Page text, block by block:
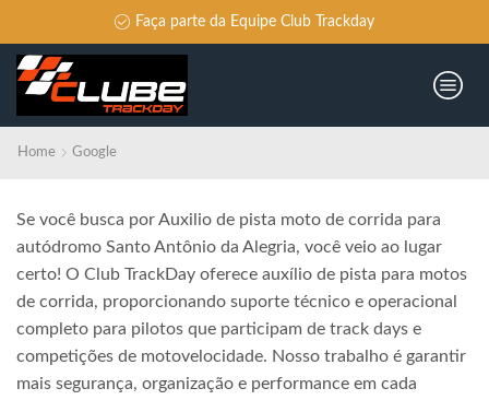
Faça parte da Equipe Club Trackday
Home Google
Se você busca por Auxilio de pista moto de corrida para
autódromo Santo Antônio da Alegria, você veio ao lugar
certo! O Club TrackDay oferece auxílio de pista para motos
de corrida, proporcionando suporte técnico e operacional
completo para pilotos que participam de track days e
competições de motovelocidade. Nosso trabalho é garantir
mais segurança, organização e performance em cada